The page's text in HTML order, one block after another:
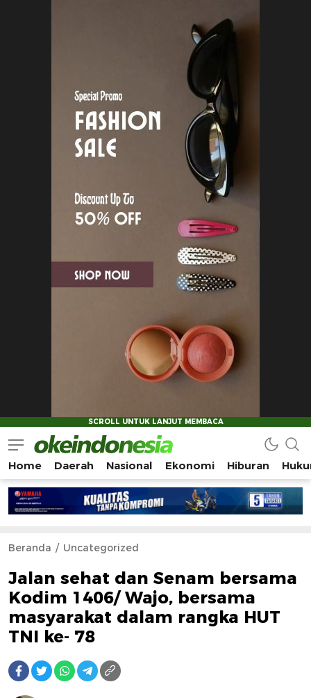
Okeindonesia.Online
Mengonlinekan Indonesia Secara Utuh
Home Daerah Nasional Ekonomi Hiburan
Beranda Uncategorized
Jalan sehat dan Senam bersama
Kodim 1406/ Wajo, bersama
masyarakat dalam rangka HUT
TNI ke- 78